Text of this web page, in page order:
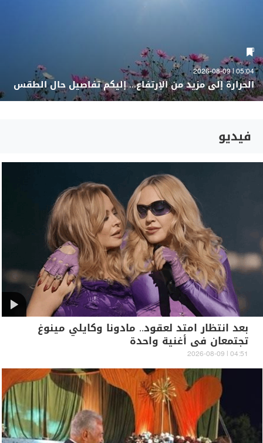
05:04 | 2026-08-09
الحرارة إلى مزيد من الإرتفاع... إليكم تفاصيل حال الطقس
فيديو
بعد انتظار امتد لعقود.. مادونا وكايلي مينوغ
تجتمعان في أغنية واحدة
04:51 | 2026-08-09